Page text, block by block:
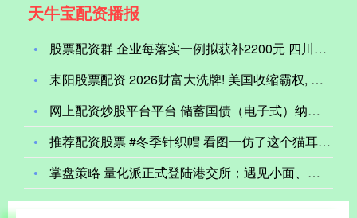
天牛宝配资播报
股票配资群 企业每落实一例拟获补2200元 四川就女职工生育
耒阳股票配资 2026财富大洗牌! 美国收缩霸权, 人民币暴
网上配资炒股平台平台 储蓄国债（电子式）纳入个人养老金产品范
推荐配资股票 #冬季针织帽 看图一仿了这个猫耳朵帽子，好多姐
掌盘策略 量化派正式登陆港交所；遇见小面、天域半导体开启港股